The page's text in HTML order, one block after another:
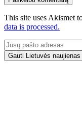
This site uses Akismet
data is processed.